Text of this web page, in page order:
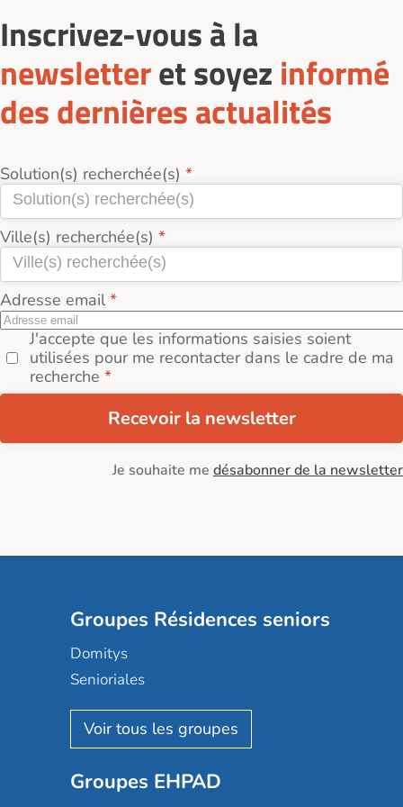
Inscrivez-vous à la
newsletteret soyez informé
des dernières actualités
Solution(s) recherchée(s)
Ville(s) recherchée(s)
Adresse email
J'accepte que les informations saisies soient
utilisées pour me recontacter dans le cadre de ma
recherche
Recevoir la newsletter
Je souhaite me désabonner de la newsletter
Groupes Résidences seniors
Domitys
Senioriales
Nohée
Les Résidentiels
Mobicap
Groupes EHPAD